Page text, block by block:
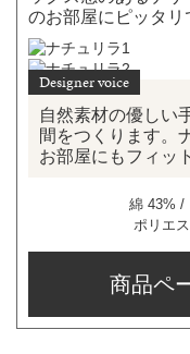
のお部屋にピッタリ
自然素材の優しい
間をつくります。
お部屋にもフィッ
綿 43% /
ポリエ
商品ペ